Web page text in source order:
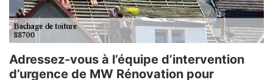
Adressez-vous à l’équipe d’intervention
d’urgence de MW Rénovation pour